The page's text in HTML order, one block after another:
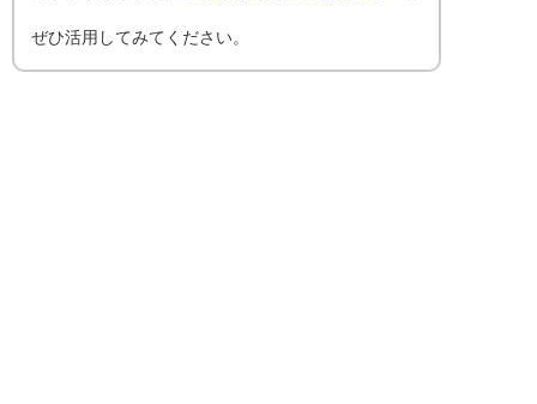
ぜひ活用してみてください。